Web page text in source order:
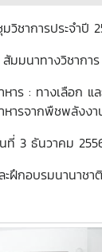
มวิชาการประจำปี
สัมมนาทางวิชาการ
าร : ทางเลือก
หารจากพืชพลังงา
ที่ 3 ธันวาคม
ฝึกอบรมนานาชา